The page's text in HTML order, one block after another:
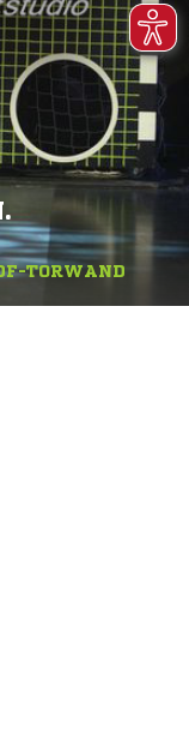
TORWAND